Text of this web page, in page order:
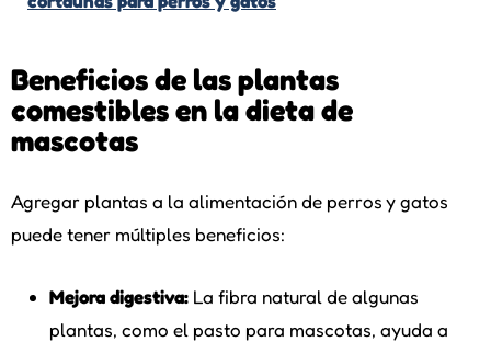
Beneficios de las plantas
comestibles en la dieta de
mascotas
Agregar plantas a la alimentación de perros y gatos
puede tener múltiples beneficios:
Mejora digestiva: La fibra natural de algunas
plantas, como el pasto para mascotas, ayuda a